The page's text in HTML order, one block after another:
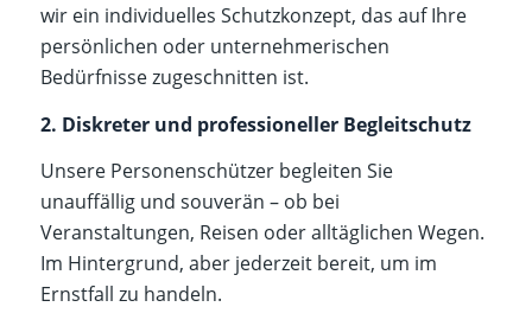
wir ein individuelles Schutzkonzept, das auf Ihre
persönlichen oder unternehmerischen
Bedürfnisse zugeschnitten ist.
2. Diskreter und professioneller Begleitschutz
Unsere Personenschützer begleiten Sie
unauffällig und souverän – ob bei
Veranstaltungen, Reisen oder alltäglichen Wegen.
Im Hintergrund, aber jederzeit bereit, um im
Ernstfall zu handeln.